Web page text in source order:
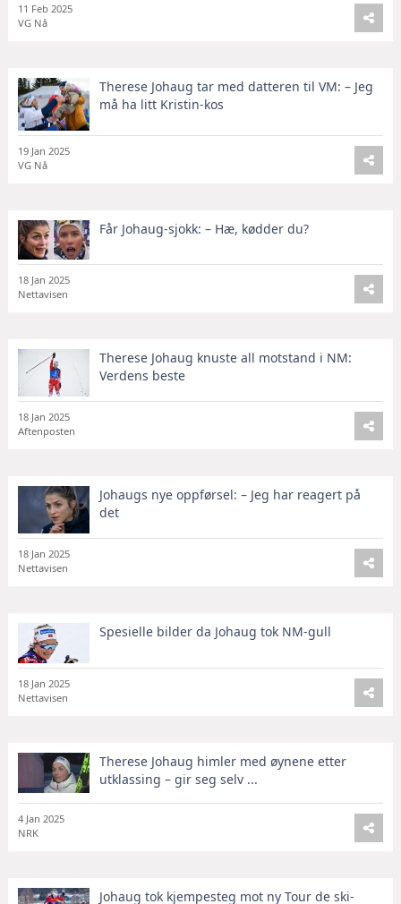
11 Feb 2025
VG Nå
Therese Johaug tar med datteren til VM: – Jeg
må ha litt Kristin-kos
19 Jan 2025
VG Nå
Får Johaug-sjokk: – Hæ, kødder du?
18 Jan 2025
Nettavisen
Therese Johaug knuste all motstand i NM:
Verdens beste
18 Jan 2025
Aftenposten
Johaugs nye oppførsel: – Jeg har reagert på
det
18 Jan 2025
Nettavisen
Spesielle bilder da Johaug tok NM-gull
18 Jan 2025
Nettavisen
Therese Johaug himler med øynene etter
utklassing – gir seg selv ...
4 Jan 2025
NRK
Johaug tok kjempesteg mot ny Tour de ski-